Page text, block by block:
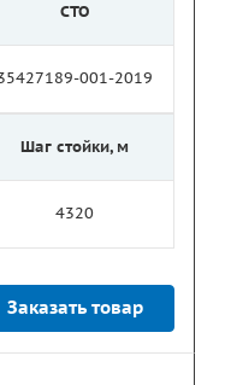
СТО
001-2019
Шаг стойки, м
4320
Заказать товар